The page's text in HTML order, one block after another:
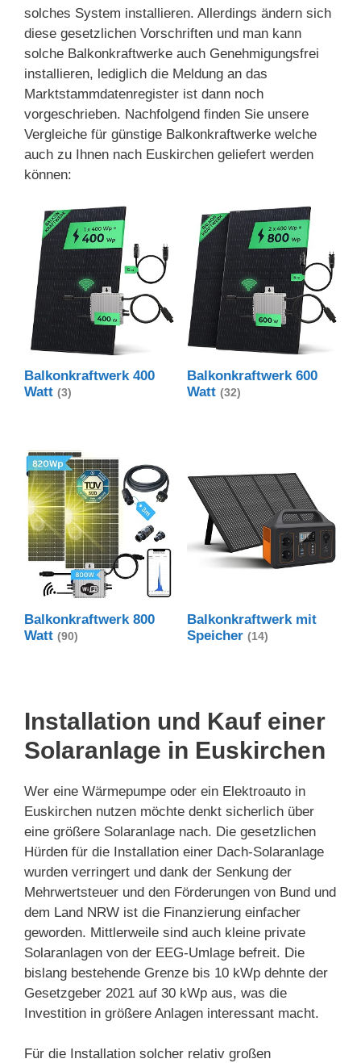
solches System installieren. Allerdings ändern sich
diese gesetzlichen Vorschriften und man kann
solche Balkonkraftwerke auch Genehmigungsfrei
installieren, lediglich die Meldung an das
Marktstammdatenregister ist dann noch
vorgeschrieben. Nachfolgend finden Sie unsere
Vergleiche für günstige Balkonkraftwerke welche
auch zu Ihnen nach Euskirchen geliefert werden
können:
Balkonkraftwerk 400
Watt (3)
Balkonkraftwerk 600
Watt (32)
Balkonkraftwerk 800
Watt (90)
Balkonkraftwerk mit
Speicher (14)
Installation und Kauf einer
Solaranlage in Euskirchen
Wer eine Wärmepumpe oder ein Elektroauto in
Euskirchen nutzen möchte denkt sicherlich über
eine größere Solaranlage nach. Die gesetzlichen
Hürden für die Installation einer Dach-Solaranlage
wurden verringert und dank der Senkung der
Mehrwertsteuer und den Förderungen von Bund und
dem Land NRW ist die Finanzierung einfacher
geworden. Mittlerweile sind auch kleine private
Solaranlagen von der EEG-Umlage befreit. Die
bislang bestehende Grenze bis 10 kWp dehnte der
Gesetzgeber 2021 auf 30 kWp aus, was die
Investition in größere Anlagen interessant macht.
Für die Installation solcher relativ großen